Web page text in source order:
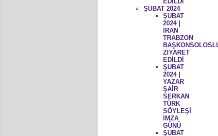
ŞUBAT 2024
ŞUBAT
2024 |
İRAN
TRABZON
ZİYARET
EDİLDİ
ŞUBAT
2024 |
YAZAR
ŞAİR
SERKAN
TÜRK
SÖYLEŞİ
İMZA
GÜNÜ
ŞUBAT